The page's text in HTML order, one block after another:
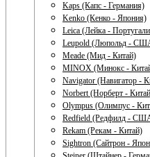
Kaps (Капс - Германия)
Kenko (Кенко - Япония)
Leica (Лейка -
Leupold (Люпольд -
Meade (Мид - Китай)
MINOX (Минокс -
Navigator (Навигатор -
Norbert (Норберт -
Olympus (Олимпус -
Redfield (Редфилд -
Rekam (Рекам - Китай)
Sightron (Сайтрон -